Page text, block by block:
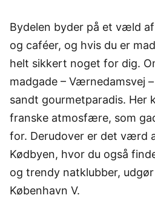
Bydelen byder på et væld
og caféer, og hvis du er
helt sikkert noget for dig.
madgade – Værnedamsvej
sandt gourmetparadis. Her
franske atmosfære, som
for. Derudover er det værd
Kødbyen, hvor du også
og trendy natklubber,
København V.